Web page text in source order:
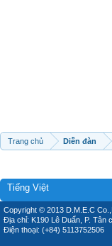
Trang chủ Diễn đàn
Tiếng Việt
Copyright © 2013 D.M.E.C
Địa chỉ: K190 Lê Duẩn, P. Tân
Điện thoại: (+84) 5113752506